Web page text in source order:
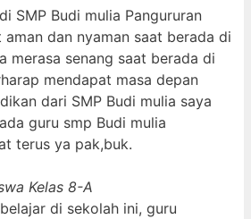
SMP Budi mulia Pangururan
aman dan nyaman saat berada di
merasa senang saat berada di
mendapat masa depan
dari SMP Budi mulia saya
guru smp Budi mulia
terus ya pak,buk.
Kelas 8-A
di sekolah ini, guru